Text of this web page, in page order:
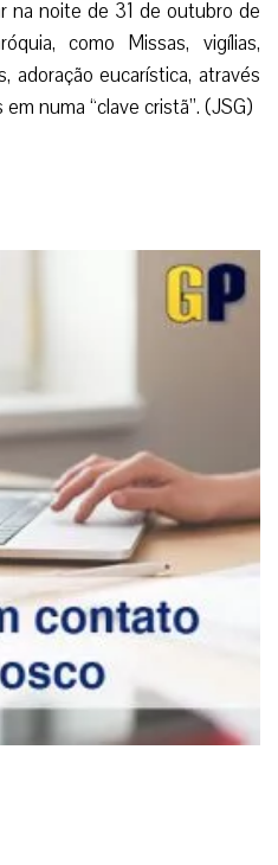
não é uma coisa
e quando se cuidar para que
o respeito pelas coisas
crescido a realização da
“Holywins”, que quer dizer a
em disfarçar-se do santo
na noite de 31 de outubro de
como Missas, vigílias,
adoração eucarística, através
numa “clave cristã”. (JSG)